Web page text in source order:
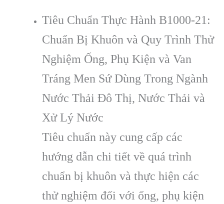
Tiêu Chuẩn Thực Hành B1000-21:
Chuẩn Bị Khuôn và Quy Trình Thử
Nghiệm Ống, Phụ Kiện và Van
Tráng Men Sứ Dùng Trong Ngành
Nước Thải Đô Thị, Nước Thải và
Xử Lý Nước
Tiêu chuẩn này cung cấp các
hướng dẫn chi tiết về quá trình
chuẩn bị khuôn và thực hiện các
thử nghiệm đối với ống, phụ kiện